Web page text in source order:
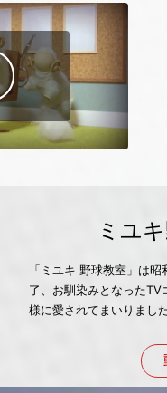
ミユ
「ミユキ 野球教室」は
了、お馴染みとなった
様に愛されてまいりまし